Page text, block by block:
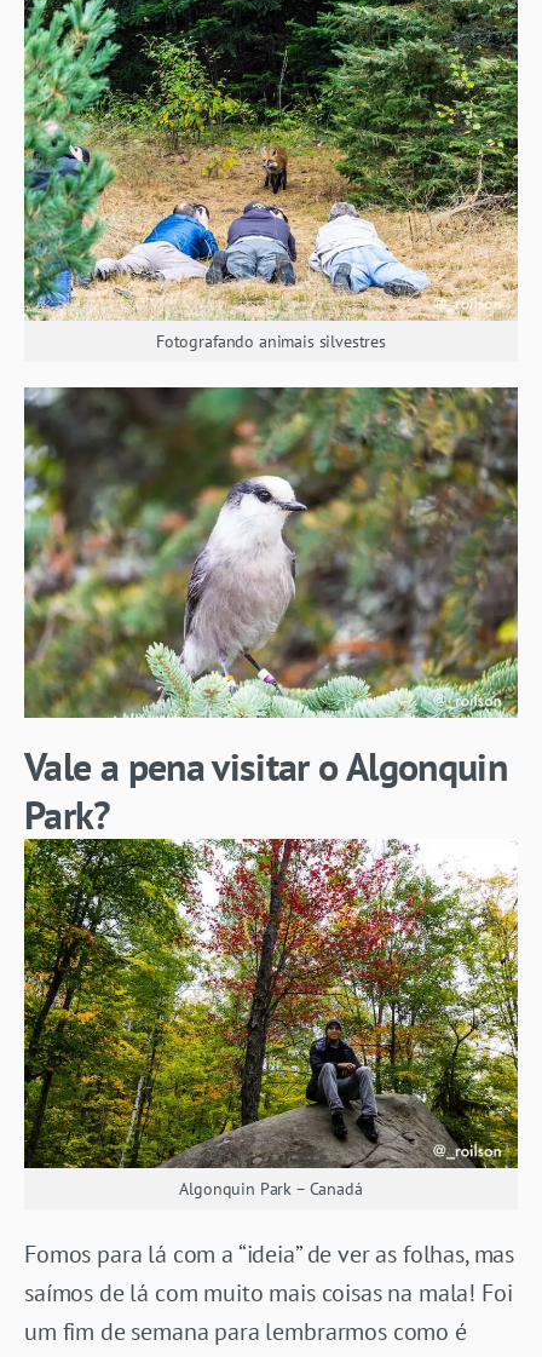
Fotografando animais silvestres
Vale a pena visitar o Algonquin
Park?
Algonquin Park – Canadá
Fomos para lá com a “ideia” de ver as folhas, mas
saímos de lá com muito mais coisas na mala! Foi
um fim de semana para lembrarmos como é